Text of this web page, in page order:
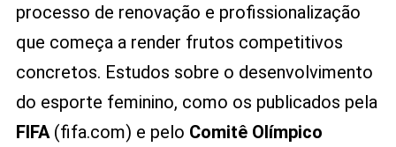
processo de renovação e profissionalização
que começa a render frutos competitivos
concretos. Estudos sobre o desenvolvimento
do esporte feminino, como os publicados pela
FIFA(fifa.com) e pelo Comitê Olímpico